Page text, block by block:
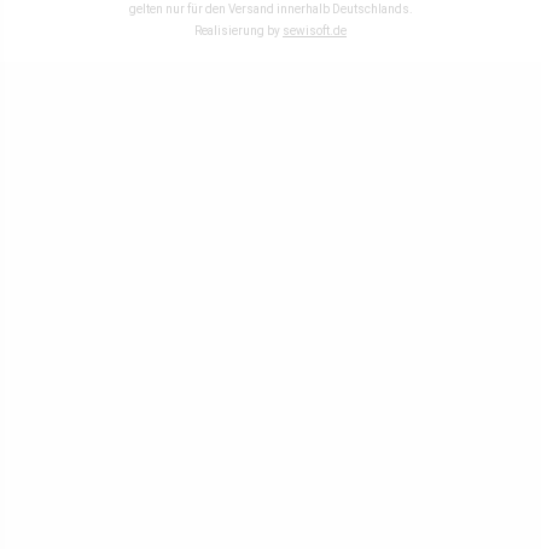
gelten nur für den Versand innerhalb Deutschlands.
Realisierung by sewisoft.de